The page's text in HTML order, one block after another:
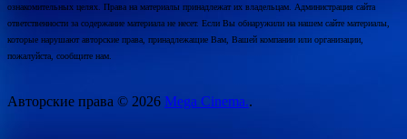
ознакомительных целях. Права на материалы принадлежат их владельцам. Администрация сайта
ответственности за содержание материала не несет. Если Вы обнаружили на нашем сайте материалы,
которые нарушают авторские права, принадлежащие Вам, Вашей компании или организации,
пожалуйста, сообщите нам.
Авторские права © 2026 Mega Cinema..